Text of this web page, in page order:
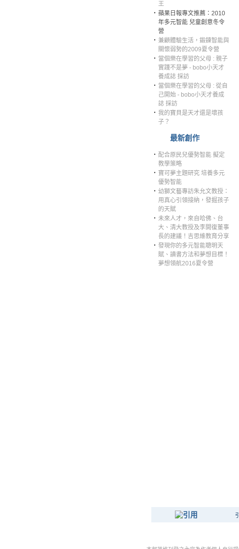
王
‧ 蘋果日報專文推薦：2010
年多元智能 兒童創意冬令
營
‧ 兼顧體驗生活，鍛鍊智能與
關懷弱勢的2009夏令營
‧ 當個樂在學習的父母 : 親子
實踐不是夢 - bobo小天才
養成誌 採訪
‧ 當個樂在學習的父母 : 從自
己開始 - bobo小天才養成
誌 採訪
‧ 我的寶貝是天才還是壞孩
子？
最新創作
‧ 配合原民兒優勢智能 擬定
教學策略
‧ 寶可夢主題研究 培養多元
優勢智能
‧ 幼獅文藝專訪朱允文教授：
用真心引領接納，發掘孩子
的天賦
‧ 未來人才，來自哈佛、台
大、清大教授及李開復董事
長的建議！吉思維教育分享
‧ 發現你的多元智能聰明天
賦、讀書方法和夢想目標！
夢想領航2016夏令營